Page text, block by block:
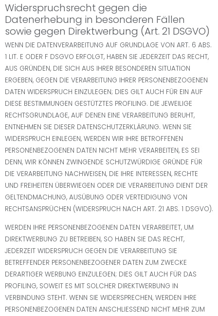
Widerspruchsrecht gegen die
Datenerhebung in besonderen Fällen
sowie gegen Direktwerbung (Art. 21 DSGVO)
WENN DIE DATENVERARBEITUNG AUF GRUNDLAGE VON ART. 6 ABS.
1 LIT. E ODER F DSGVO ERFOLGT, HABEN SIE JEDERZEIT DAS RECHT,
AUS GRÜNDEN, DIE SICH AUS IHRER BESONDEREN SITUATION
ERGEBEN, GEGEN DIE VERARBEITUNG IHRER PERSONENBEZOGENEN
DATEN WIDERSPRUCH EINZULEGEN; DIES GILT AUCH FÜR EIN AUF
DIESE BESTIMMUNGEN GESTÜTZTES PROFILING. DIE JEWEILIGE
RECHTSGRUNDLAGE, AUF DENEN EINE VERARBEITUNG BERUHT,
ENTNEHMEN SIE DIESER DATENSCHUTZERKLÄRUNG. WENN SIE
WIDERSPRUCH EINLEGEN, WERDEN WIR IHRE BETROFFENEN
PERSONENBEZOGENEN DATEN NICHT MEHR VERARBEITEN, ES SEI
DENN, WIR KÖNNEN ZWINGENDE SCHUTZWÜRDIGE GRÜNDE FÜR
DIE VERARBEITUNG NACHWEISEN, DIE IHRE INTERESSEN, RECHTE
UND FREIHEITEN ÜBERWIEGEN ODER DIE VERARBEITUNG DIENT DER
GELTENDMACHUNG, AUSÜBUNG ODER VERTEIDIGUNG VON
RECHTSANSPRÜCHEN (WIDERSPRUCH NACH ART. 21 ABS. 1 DSGVO).
WERDEN IHRE PERSONENBEZOGENEN DATEN VERARBEITET, UM
DIREKTWERBUNG ZU BETREIBEN, SO HABEN SIE DAS RECHT,
JEDERZEIT WIDERSPRUCH GEGEN DIE VERARBEITUNG SIE
BETREFFENDER PERSONENBEZOGENER DATEN ZUM ZWECKE
DERARTIGER WERBUNG EINZULEGEN; DIES GILT AUCH FÜR DAS
PROFILING, SOWEIT ES MIT SOLCHER DIREKTWERBUNG IN
VERBINDUNG STEHT. WENN SIE WIDERSPRECHEN, WERDEN IHRE
PERSONENBEZOGENEN DATEN ANSCHLIESSEND NICHT MEHR ZUM